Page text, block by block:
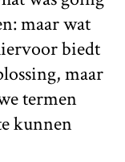
maar wat
biedt
maar
termen
kunnen